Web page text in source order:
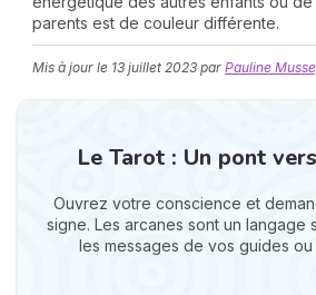
parents est de couleur différente.
Mis à jour le 13 juillet 2023 par Pauline
Le Tarot : Un pont
Ouvrez votre conscience et
signe. Les arcanes sont un langage
les messages de vos guides